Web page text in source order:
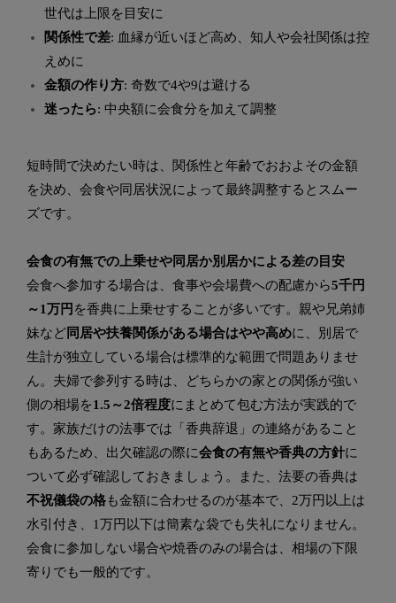
世代は上限を目安に
関係性で差: 血縁が近いほど高め、知人や会社関係は控
えめに
金額の作り方: 奇数で4や9は避ける
迷ったら: 中央額に会食分を加えて調整
短時間で決めたい時は、関係性と年齢でおおよその金額
を決め、会食や同居状況によって最終調整するとスムー
ズです。
会食の有無での上乗せや同居か別居かによる差の目安
会食へ参加する場合は、食事や会場費への配慮から5千円
～1万円 を香典に上乗せすることが多いです。親や兄弟姉
妹など同居や扶養関係がある場合はやや高めに、別居で
生計が独立している場合は標準的な範囲で問題ありませ
ん。夫婦で参列する時は、どちらかの家との関係が強い
側の相場を1.5～2倍程度にまとめて包む方法が実践的で
す。家族だけの法事では「香典辞退」の連絡があること
もあるため、出欠確認の際に会食の有無や香典の方針に
ついて必ず確認しておきましょう。また、法要の香典は
不祝儀袋の格も金額に合わせるのが基本で、2万円以上は
水引付き、1万円以下は簡素な袋でも失礼になりません。
会食に参加しない場合や焼香のみの場合は、相場の下限
寄りでも一般的です。